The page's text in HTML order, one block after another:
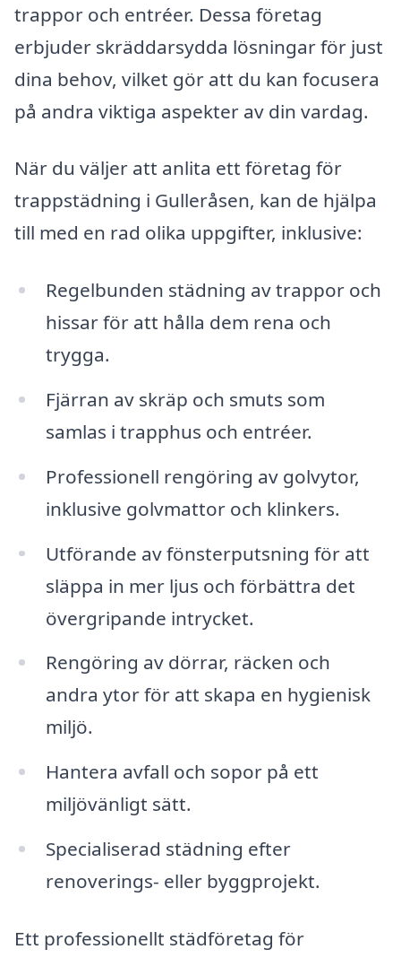
trappor och entréer. Dessa företag
erbjuder skräddarsydda lösningar för just
dina behov, vilket gör att du kan focusera
på andra viktiga aspekter av din vardag.
När du väljer att anlita ett företag för
trappstädning i Gulleråsen, kan de hjälpa
till med en rad olika uppgifter, inklusive:
Regelbunden städning av trappor och
hissar för att hålla dem rena och
trygga.
Fjärran av skräp och smuts som
samlas i trapphus och entréer.
Professionell rengöring av golvytor,
inklusive golvmattor och klinkers.
Utförande av fönsterputsning för att
släppa in mer ljus och förbättra det
övergripande intrycket.
Rengöring av dörrar, räcken och
andra ytor för att skapa en hygienisk
miljö.
Hantera avfall och sopor på ett
miljövänligt sätt.
Specialiserad städning efter
renoverings- eller byggprojekt.
Ett professionellt städföretag för